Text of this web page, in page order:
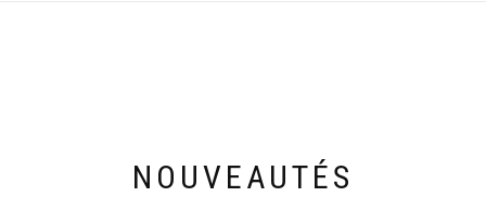
NOUVEAUTÉS